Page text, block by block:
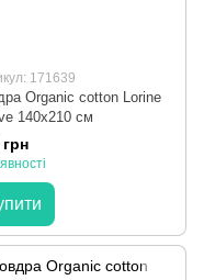
171639
Organic cotton Lorine
140x210 см